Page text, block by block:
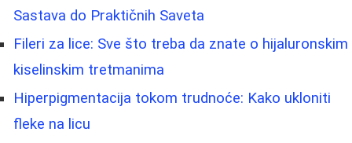
Sastava do Praktičnih Saveta
Fileri za lice: Sve što treba da znate o hijaluronskim
kiselinskim tretmanima
Hiperpigmentacija tokom trudnoće: Kako ukloniti
fleke na licu